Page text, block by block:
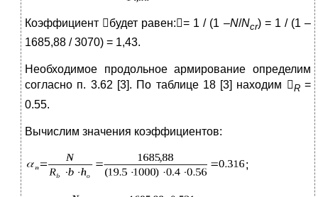
Коэффициент будет равен:= 1 / (1 –N/Ncr) = 1 / (1 –
1685,88 / 3070) = 1,43.
Необходимое продольное армирование определим
согласно п. 3.62 [3]. По таблице 18 [3] находим R =
0.55.
Вычислим значения коэффициентов:
;